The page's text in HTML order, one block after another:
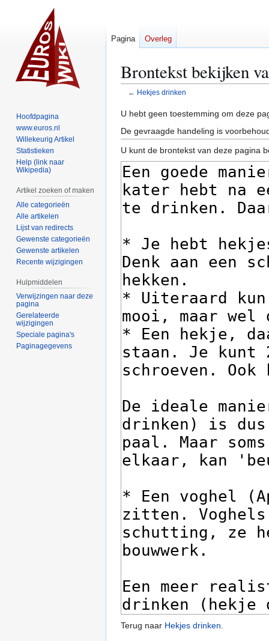
Brontekst bekijken
← Hekjes drinken
Naar
navigatie
springen
Naar
zoeken
springen
U hebt geen toestemming om deze
De gevraagde handeling is
U kunt de brontekst van deze pagina
Terug naar Hekjes drinken
Pagina Overleg
Hoofdpagina
www.euros.nl
Willekeurig Artikel
Statistieken
Help (link naar
Wikipedia)
Artikel zoeken of maken
Alle categorieën
Alle artikelen
Lijst van redirects
Gewenste categorieën
Gewenste artikelen
Recente wijzigingen
Hulpmiddelen
Verwijzingen naar deze
pagina
Gerelateerde
wijzigingen
Speciale pagina's
Paginagegevens